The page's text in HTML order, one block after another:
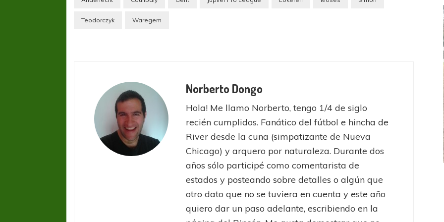
Teodorczyk Waregem
Norberto Dongo
Hola! Me llamo Norberto, tengo 1/4 de siglo
recién cumplidos. Fanático del fútbol e hincha de
River desde la cuna (simpatizante de Nueva
Chicago) y arquero por naturaleza. Durante dos
años sólo participé como comentarista de
estados y posteando sobre detalles o algún que
otro dato que no se tuviera en cuenta y este año
quiero dar un paso adelante, escribiendo en la
FÚTBOL FEMENINO
LIGA DE LA COSTA
Las campeonas festejaron ante su gente
FÚTBOL FEMENINO
OTRAS LIGAS FEM
Tiro se quedó con la primera semifinal